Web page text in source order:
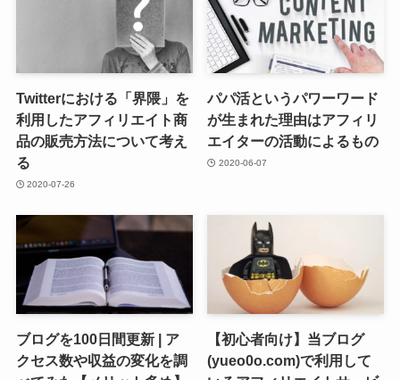
Twitterにおける「界隈」を
利用したアフィリエイト商
品の販売方法について考え
る
2020-07-26
パパ活というパワーワード
が生まれた理由はアフィリ
エイターの活動によるもの
2020-06-07
ブログを100日間更新 | ア
クセス数や収益の変化を調
【初心者向け】当ブログ
(yueo0o.com)で利用して